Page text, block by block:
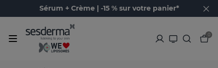
Sérum + Crème | -15 % sur votre panier*
0